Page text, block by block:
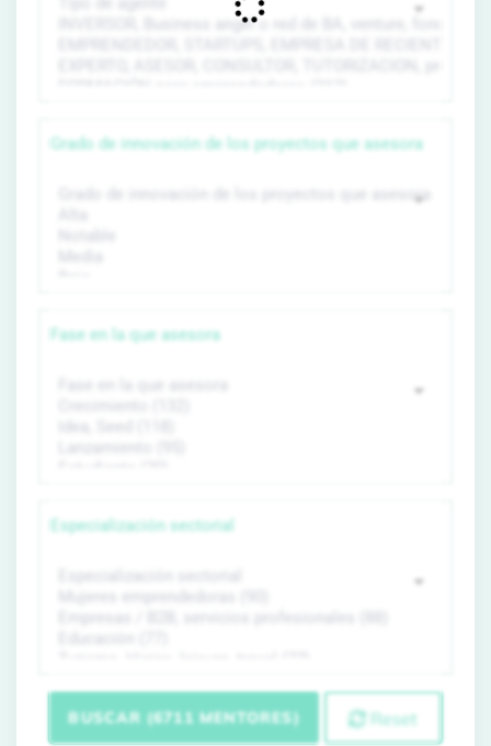
Grado de innovación de los proyectos que asesora
Fase en la que asesora
Especialización sectorial
BUSCAR (6711 MENTORES) Reset